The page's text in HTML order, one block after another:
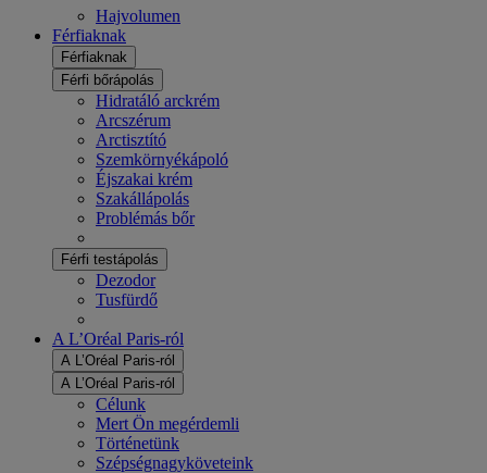
Hajvolumen
Férfiaknak
Férfiaknak
Férfi bőrápolás
Hidratáló arckrém
Arcszérum
Arctisztító
Szemkörnyékápoló
Éjszakai krém
Szakállápolás
Problémás bőr
Férfi testápolás
Dezodor
Tusfürdő
A L’Oréal Paris-ról
A L’Oréal Paris-ról
A L’Oréal Paris-ról
Célunk
Mert Ön megérdemli
Történetünk
Szépségnagyköveteink